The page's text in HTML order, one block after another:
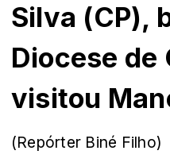
Silva (CP),
Diocese de
visitou
(Repórter Biné Filho)